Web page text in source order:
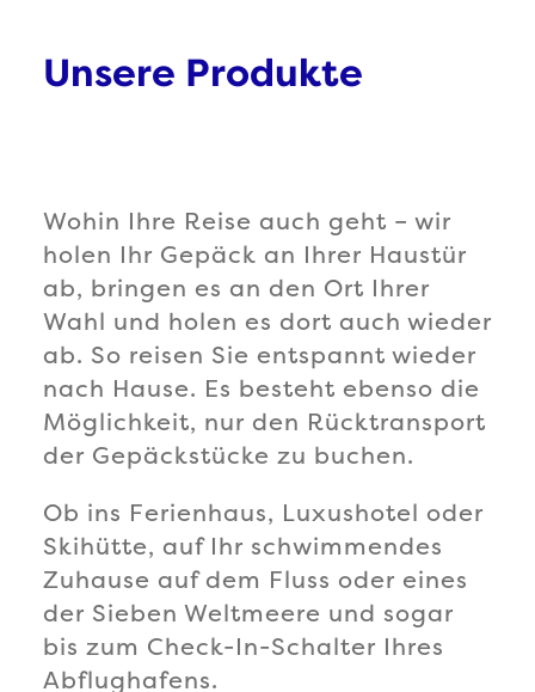
Unsere Produkte
Wohin Ihre Reise auch geht – wir
holen Ihr Gepäck an Ihrer Haustür
ab, bringen es an den Ort Ihrer
Wahl und holen es dort auch wieder
ab. So reisen Sie entspannt wieder
nach Hause. Es besteht ebenso die
Möglichkeit, nur den Rücktransport
der Gepäckstücke zu buchen.
Ob ins Ferienhaus, Luxushotel oder
Skihütte, auf Ihr schwimmendes
Zuhause auf dem Fluss oder eines
der Sieben Weltmeere und sogar
bis zum Check-In-Schalter Ihres
Abflughafens.